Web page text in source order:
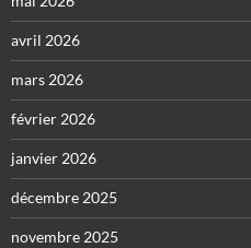
avril 2026
mars 2026
février 2026
janvier 2026
décembre 2025
novembre 2025